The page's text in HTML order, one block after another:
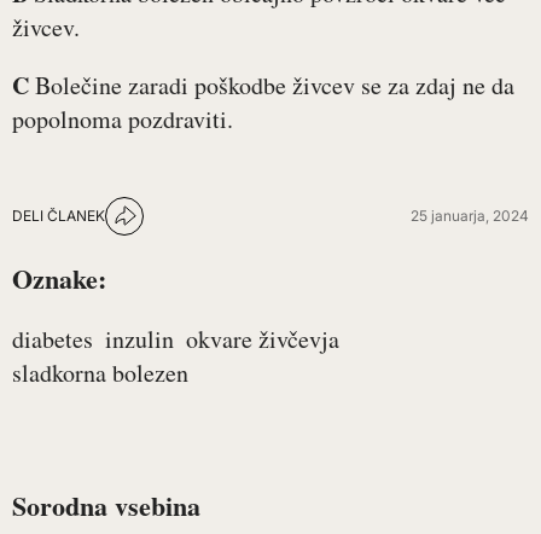
živcev.
CBolečine zaradi poškodbe živcev se za zdaj ne da
popolnoma pozdraviti.
DELI ČLANEK 25 januarja, 2024
Oznake:
diabetes inzulin okvare živčevja
sladkorna bolezen
Sorodna vsebina